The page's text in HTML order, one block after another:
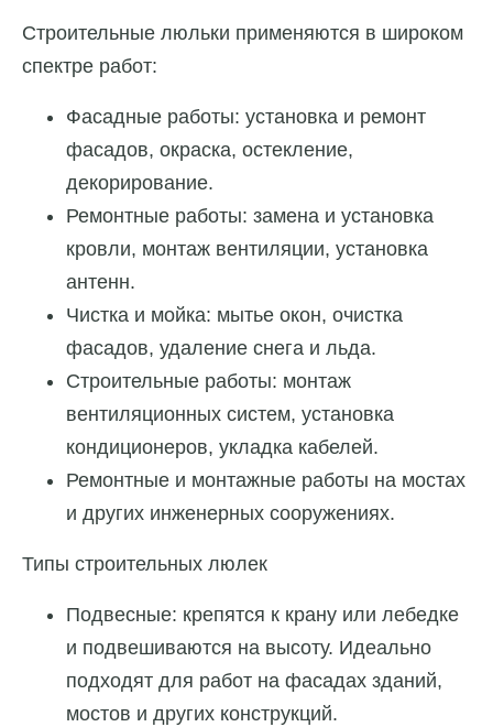
Строительные люльки применяются в широком
спектре работ:
Фасадные работы: установка и ремонт
фасадов, окраска, остекление,
декорирование.
Ремонтные работы: замена и установка
кровли, монтаж вентиляции, установка
антенн.
Чистка и мойка: мытье окон, очистка
фасадов, удаление снега и льда.
Строительные работы: монтаж
вентиляционных систем, установка
кондиционеров, укладка кабелей.
Ремонтные и монтажные работы на мостах
и других инженерных сооружениях.
Типы строительных люлек
Подвесные: крепятся к крану или лебедке
и подвешиваются на высоту. Идеально
подходят для работ на фасадах зданий,
мостов и других конструкций.